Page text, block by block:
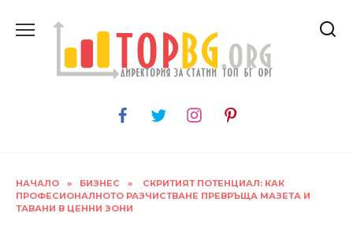
НАЧАЛО » БИЗНЕС »
СКРИТИЯТ ПОТЕНЦИАЛ: КАК
ПРОФЕСИОНАЛНОТО РАЗЧИСТВАНЕ ПРЕВРЪЩА МАЗЕТА И
ТАВАНИ В ЦЕННИ ЗОНИ